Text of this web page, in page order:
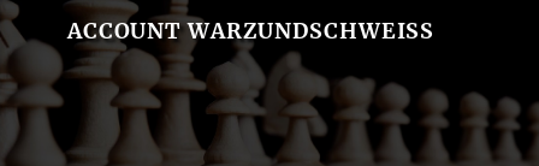
ACCOUNT WARZUNDSCHWEISS